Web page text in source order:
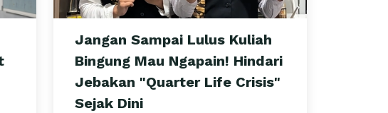
Jangan Sampai Lulus Kuliah
Bingung Mau Ngapain! Hindari
Jebakan "Quarter Life Crisis"
Sejak Dini